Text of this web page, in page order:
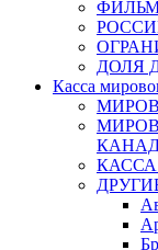
ДОЛЯ
Касса